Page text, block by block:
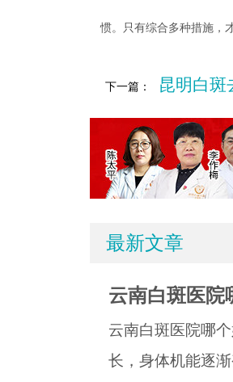
惯。只有综合多种措施，
下一篇： 昆明白斑
最新文章
云南白斑医院
云南白斑医院哪
长，身体机能逐